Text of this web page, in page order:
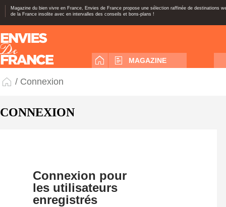
Magazine du bien vivre en France, Envies de France propose une sélection raffinée de destinations
de la France insolite avec en intervalles des conseils et bons-plans !
MAGAZINE
/ Connexion
CONNEXION
Connexion pour
les utilisateurs
enregistrés